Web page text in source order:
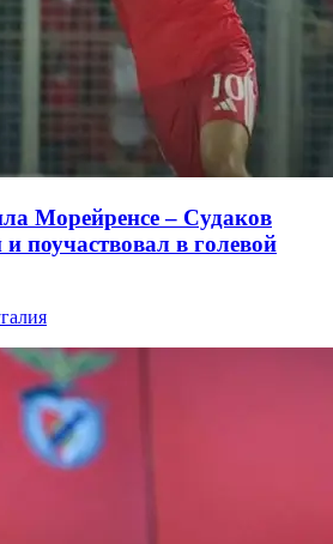
Морейренсе – Судаков
поучаствовал в голевой